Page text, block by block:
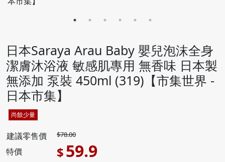
日本Saraya Arau Baby 嬰兒泡沫全身
潔膚沐浴液 敏感肌專用 無香味 日本製
無添加 泵裝 450ml (319)【市集世界 -
日本市集】
尚餘少量
建議零售價 $78.00
特價 $59.9